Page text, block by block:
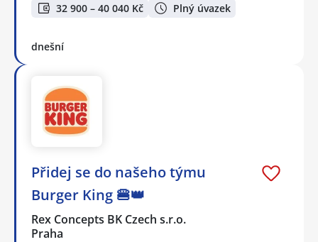
32 900 – 40 040 Kč Plný úvazek
dnešní
Přidej se do našeho týmu
Burger King 🍔👑
Rex Concepts BK Czech s.r.o.
Praha